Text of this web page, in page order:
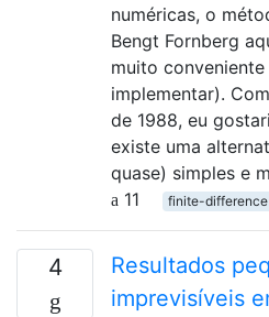
numéricas, o
Bengt Fornberg
muito
implementar).
de 1988, eu
existe uma
quase) simples e
11
finite-difference
4
Resultados
imprevisíveis